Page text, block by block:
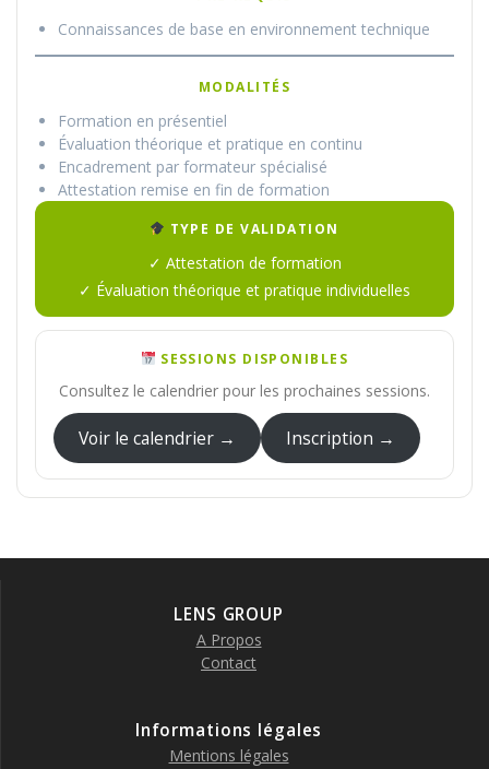
Connaissances de base en environnement technique
MODALITÉS
Formation en présentiel
Évaluation théorique et pratique en continu
Encadrement par formateur spécialisé
Attestation remise en fin de formation
TYPE DE VALIDATION
✓ Attestation de formation
✓ Évaluation théorique et pratique individuelles
SESSIONS DISPONIBLES
Consultez le calendrier pour les prochaines sessions.
Voir le calendrier → Inscription →
LENS GROUP
A Propos
Contact
Informations légales
Mentions légales